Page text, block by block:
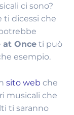
ci sono?
ti dicessi che
at Once ti può
esempio.
sito web che
musicali che
ti saranno